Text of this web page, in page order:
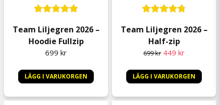
egentligen fel tröja men det fårvgå 🤔😊
Mathilda
för 8 månader sedan
Anita
Team Liljegren 2026 –
Hoodie Fullzip
699 kr
LÄGG I VARUKORGEN
Team Liljegren 2026 –
Half-zip
699 kr 449 kr
LÄGG I VARUKORGEN